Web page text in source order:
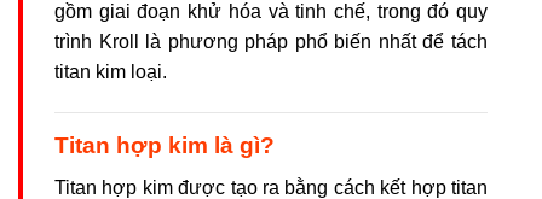
gồm giai đoạn khử hóa và tinh chế, trong đó quy
trình Kroll là phương pháp phổ biến nhất để tách
titan kim loại.
Titan hợp kim là gì?
Titan hợp kim được tạo ra bằng cách kết hợp titan